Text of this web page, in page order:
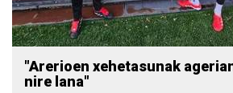
"Arerioen xehetasunak
nire lana"